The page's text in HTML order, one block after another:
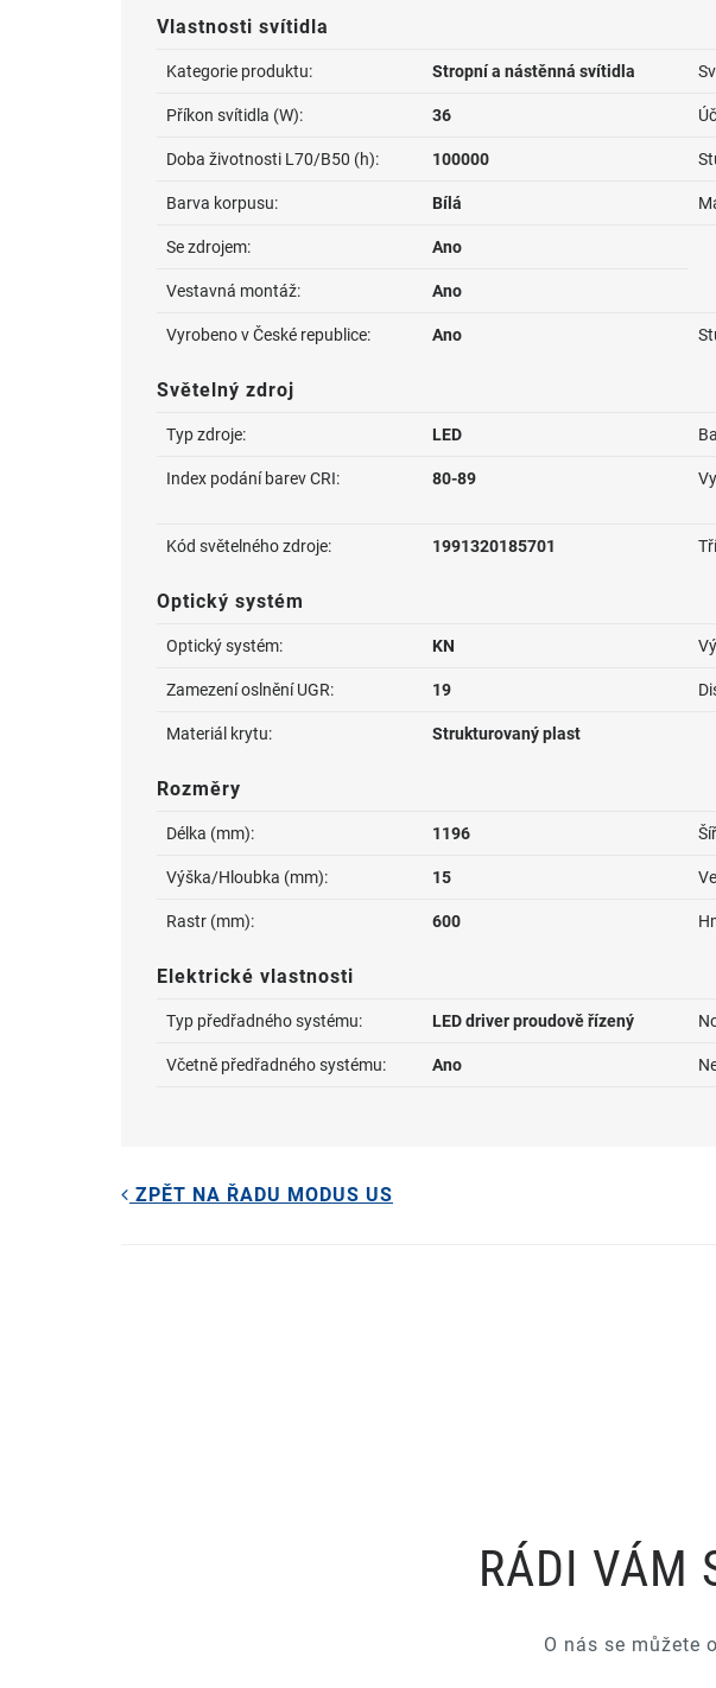
Vlastnosti svítidla
Kategorie produktu: Stropní a nástěnná svítidla
Příkon svítidla (W): 36
Doba životnosti L70/B50 (h): 100000
Barva korpusu: Bílá
Se zdrojem: Ano
Vestavná montáž: Ano
Vyrobeno v České republice: Ano
Světelný zdroj
Typ zdroje: LED
Index podání barev CRI: 80-89
Kód světelného zdroje: 1991320185701
Optický systém
Optický systém: KN
Zamezení oslnění UGR: 19
Materiál krytu: Strukturovaný plast
Rozměry
Délka (mm): 1196
Výška/Hloubka (mm): 15
Rastr (mm): 600
Elektrické vlastnosti
Typ předřadného systému: LED driver proudově řízený
Včetně předřadného systému: Ano
ZPĚT NA ŘADU MODUS US
RÁDI VÁM
O nás se můžete